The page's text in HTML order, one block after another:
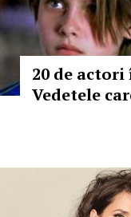
20 de
Vedetele